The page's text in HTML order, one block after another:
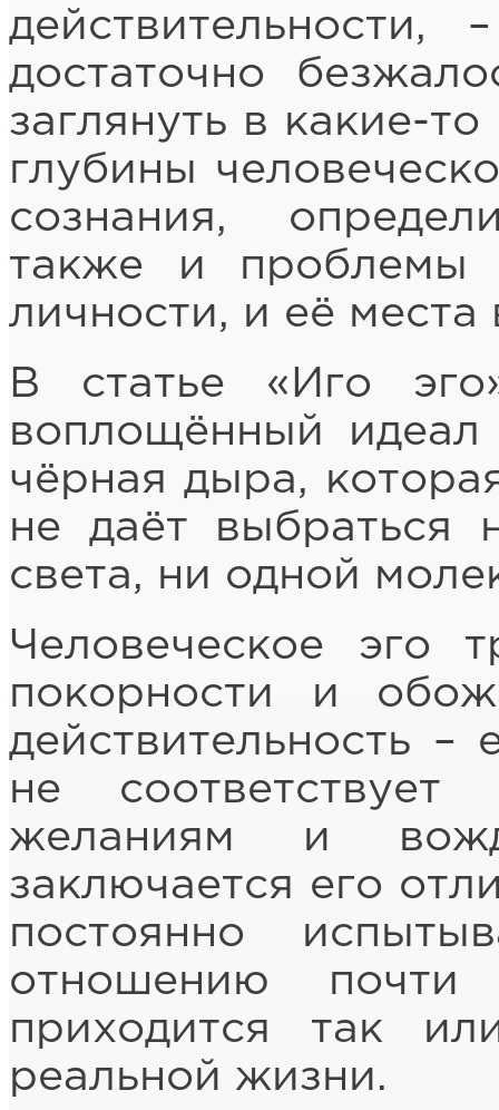
достаточно
заглянуть в какие-
глубины
сознания,
также и проблемы
личности, и её
В статье «Иго
воплощённый идеал
чёрная дыра,
не даёт выбраться
света, ни одной
Человеческое эго
покорности и
действительность –
не
желаниям и
заключается его
постоянно
отношению
приходится так
реальной жизни.